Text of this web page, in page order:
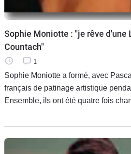
Sophie Moniotte : "je rêve d'une Lamborghini
Countach"
1
Sophie Moniotte a formé, avec
français de patinage artistique
Ensemble, ils ont été quatre fois
Olympiques de